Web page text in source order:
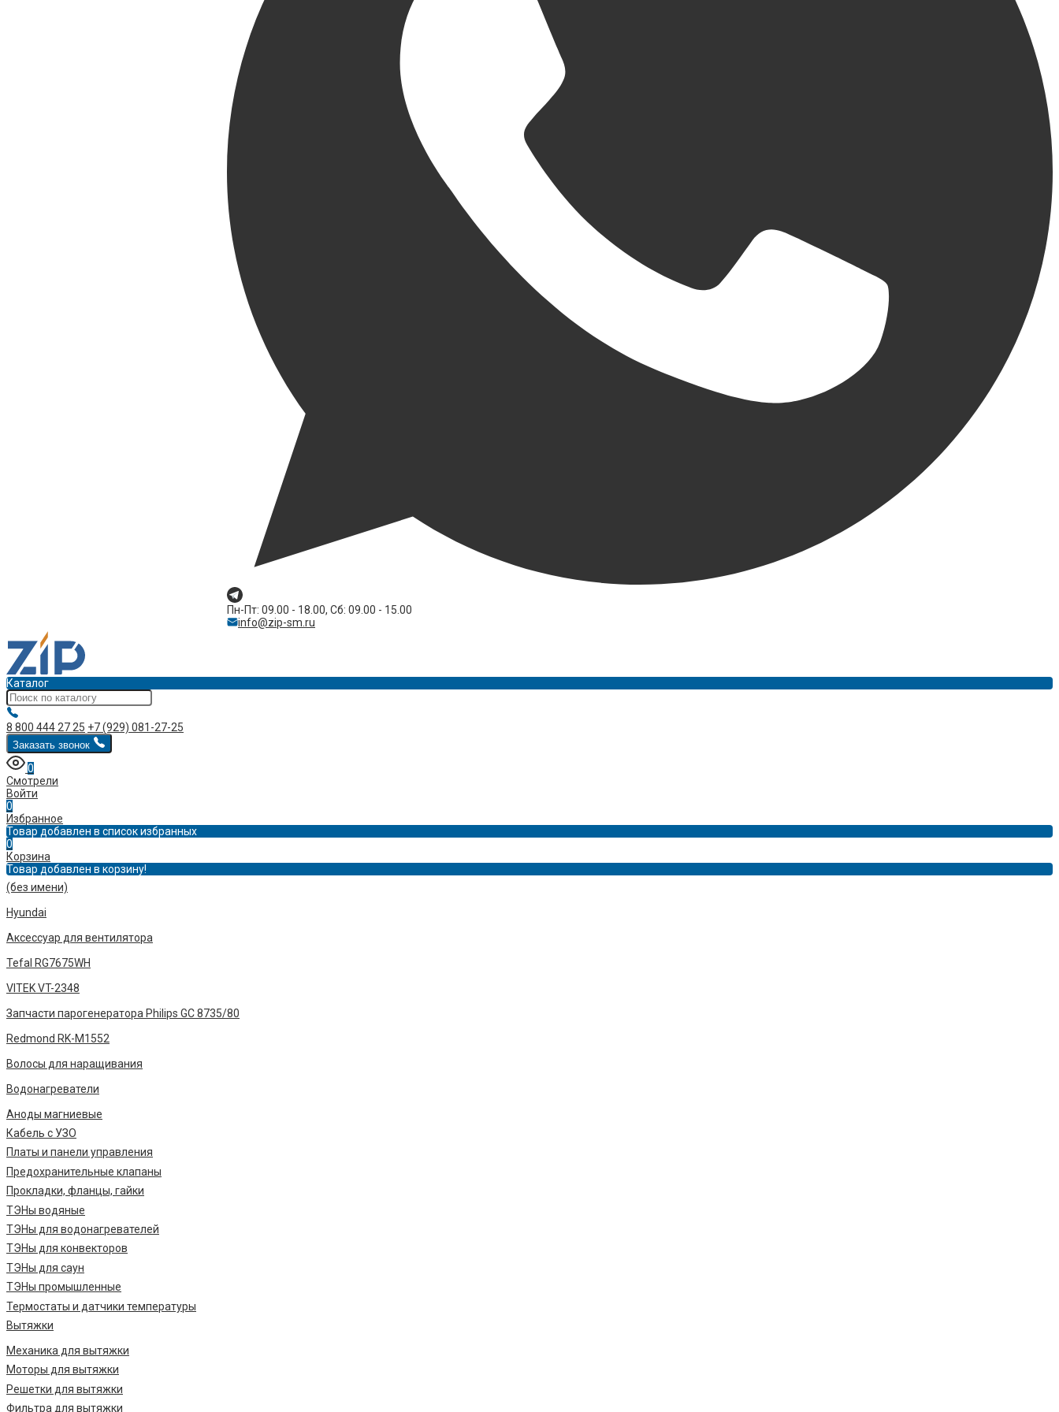
Пн-Пт: 09.00 - 18.00, Сб: 09.00 - 15.00
info@zip-sm.ru
Каталог
8 800 444 27 25 +7 (929) 081-27-25
Заказать звонок
0
Смотрели
Войти
0
Избранное
Товар добавлен в список избранных
0
Корзина
Товар добавлен в корзину!
(без имени)
Hyundai
Аксессуар для вентилятора
Tefal RG7675WH
VITEK VT-2348
Запчасти парогенератора Philips GC 8735/80
Redmond RK-M1552
Волосы для наращивания
Водонагреватели
Аноды магниевые
Кабель с УЗО
Платы и панели управления
Предохранительные клапаны
Прокладки, фланцы, гайки
ТЭНы водяные
ТЭНы для водонагревателей
ТЭНы для конвекторов
ТЭНы для саун
ТЭНы промышленные
Термостаты и датчики температуры
Вытяжки
Механика для вытяжки
Моторы для вытяжки
Решетки для вытяжки
Фильтра для вытяжки